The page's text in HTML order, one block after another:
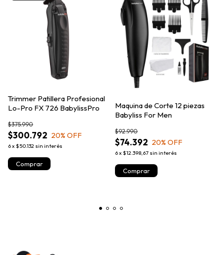
Trimmer Patillera Profesional
Lo-Pro FX 726 BabylissPro
$300.792
$375.990
20% OFF
6x $50.132 sin interés
Maquina de Corte 12 piezas
Babyliss For Men
$74.392
$92.990
20% OFF
6x $12.398,67 sin interés